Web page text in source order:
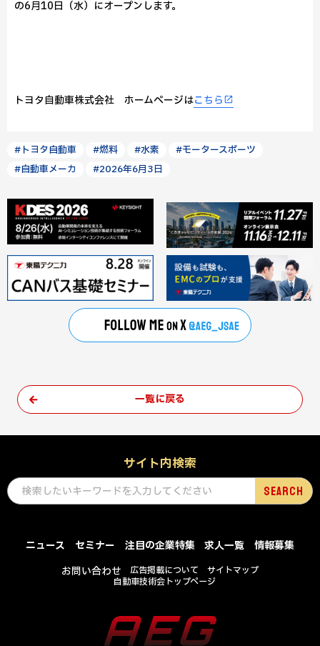
の6月10日（水）にオープンします。
トヨタ自動車株式会社 ホームページはこちら
#トヨタ自動車 #燃料 #水素
#モータースポーツ
#自動車メーカ
#2026年6月3日
一覧に戻る
サイト内検索
ニュース セミナー 注目の企業特集 求人一覧
情報募集
お問い合わせ
広告掲載について
サイトマップ
自動車技術会トップページ